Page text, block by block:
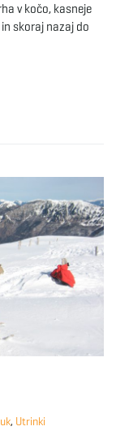
v kočo, kasneje
skoraj nazaj do
, Utrinki